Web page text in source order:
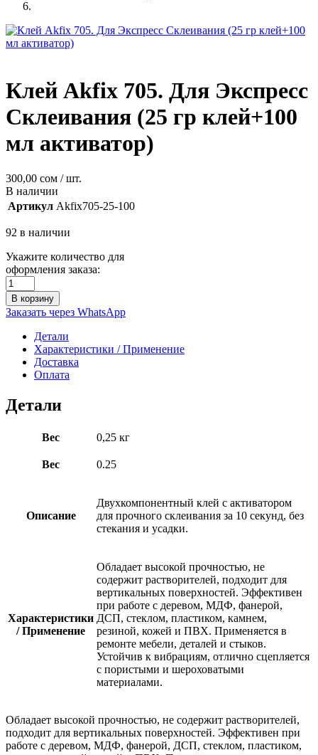
Клей Akfix 705. Для Экспресс
Склеивания (25 гр клей+100
мл активатор)
300,00 сом / шт.
В наличии
Артикул Akfix705-25-100
92 в наличии
Укажите количество для
оформления заказа:
В корзину
Заказать через WhatsApp
Детали
Характеристики / Применение
Доставка
Оплата
Детали
Вес 0,25 кг
Вес 0.25
Описание
Двухкомпонентный клей с активатором
для прочного склеивания за 10 секунд, без
стекания и усадки.
Характеристики
/ Применение
Обладает высокой прочностью, не
содержит растворителей, подходит для
вертикальных поверхностей. Эффективен
при работе с деревом, МДФ, фанерой,
ДСП, стеклом, пластиком, камнем,
резиной, кожей и ПВХ. Применяется в
ремонте мебели, деталей и стыков.
Устойчив к вибрациям, отлично сцепляется
с пористыми и шероховатыми
материалами.
Обладает высокой прочностью, не содержит растворителей,
подходит для вертикальных поверхностей. Эффективен при
работе с деревом, МДФ, фанерой, ДСП, стеклом, пластиком,